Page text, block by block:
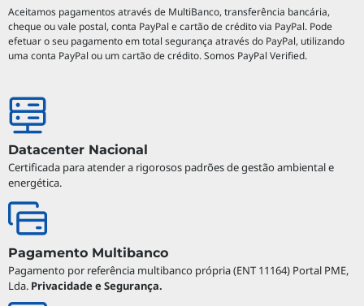
Aceitamos pagamentos através de MultiBanco, transferência bancária,
cheque ou vale postal, conta PayPal e cartão de crédito via PayPal. Pode
efetuar o seu pagamento em total segurança através do PayPal, utilizando
uma conta PayPal ou um cartão de crédito. Somos PayPal Verified.
Datacenter Nacional
Certificada para atender a rigorosos padrões de gestão ambiental e
energética.
Pagamento Multibanco
Pagamento por referência multibanco própria (ENT 11164) Portal PME,
Lda. Privacidade e Segurança.